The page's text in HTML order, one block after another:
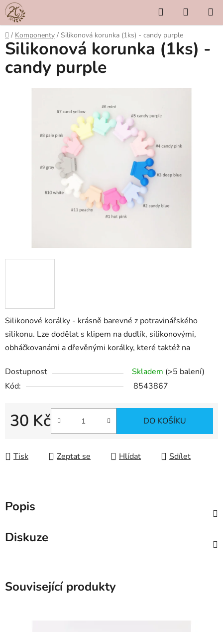
Přejít
na
obsah
Hledat
KOŠÍK
Domů
/ Komponenty / Silikonová korunka (1ks) - candy purple
Silikonové korálky - krásně barevné z potravinářského
silikonu. Lze dodělat s klipem na dudlík, silikonovými,
obháčkovanámi a dřevěnými korálky, které taktéž na
Dostupnost Skladem (>5 balení)
Kód:
8543867
30 Kč
Měrná cena:
DO KOŠÍKU
Tisk Zeptat se Hlídat Sdílet
Silikonová korunka (1ks) -
candy purple
Popis
Diskuze
Související produkty